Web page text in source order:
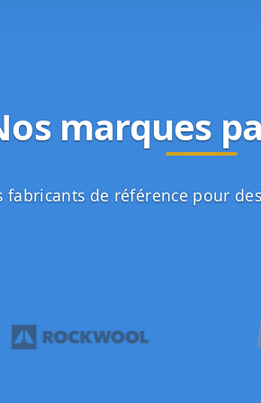
marques
fabricants de référence pour